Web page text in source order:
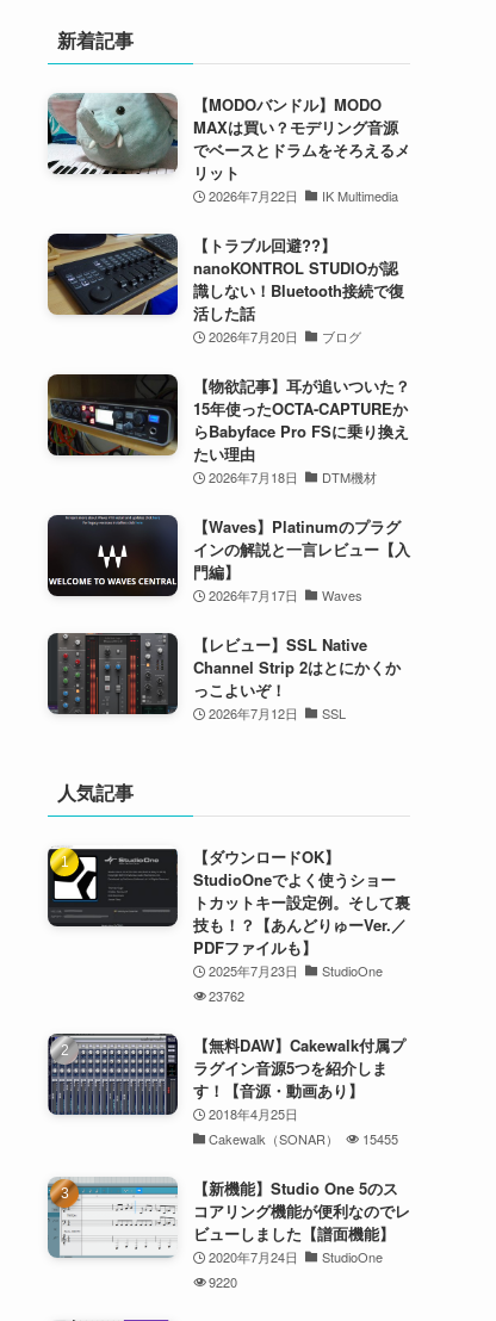
新着記事
【MODOバンドル】MODO
MAXは買い？モデリング音源
でベースとドラムをそろえるメ
リット
2026年7月22日 IK Multimedia
【トラブル回避??】
nanoKONTROL STUDIOが認
識しない！Bluetooth接続で復
活した話
2026年7月20日 ブログ
【物欲記事】耳が追いついた？
15年使ったOCTA-CAPTUREか
らBabyface Pro FSに乗り換え
たい理由
2026年7月18日 DTM機材
【Waves】Platinumのプラグ
インの解説と一言レビュー【入
門編】
2026年7月17日 Waves
【レビュー】SSL Native
Channel Strip 2はとにかくか
っこよいぞ！
2026年7月12日 SSL
人気記事
【ダウンロードOK】
StudioOneでよく使うショー
トカットキー設定例。そして裏
技も！？【あんどりゅーVer.／
PDFファイルも】
2025年7月23日
StudioOne
23762
【無料DAW】Cakewalk付属プ
ラグイン音源5つを紹介しま
す！【音源・動画あり】
2018年4月25日
Cakewalk（SONAR）
15455
【新機能】Studio One 5のス
コアリング機能が便利なのでレ
ビューしました【譜面機能】
2020年7月24日
StudioOne
9220